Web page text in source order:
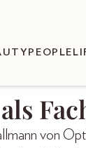
PEOPLE
von